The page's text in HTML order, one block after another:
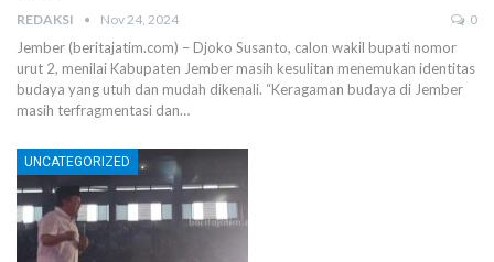
REDAKSI Nov 24, 2024 0
Jember (beritajatim.com) – Djoko Susanto, calon wakil bupati nomor
urut 2, menilai Kabupaten Jember masih kesulitan menemukan identitas
budaya yang utuh dan mudah dikenali. “Keragaman budaya di Jember
masih terfragmentasi dan…
UNCATEGORIZED